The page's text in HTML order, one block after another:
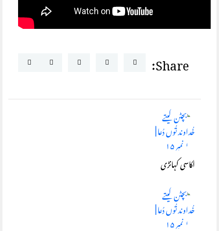
Share:
اکاسی کہانڑی